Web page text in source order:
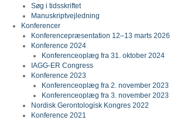
Søg i tidsskriftet
Manuskriptvejledning
Konferencer
Konferencepræsentation 12–13 marts 2026
Konference 2024
Konferenceoplæg fra 31. oktober 2024
IAGG-ER Congress
Konference 2023
Konferenceoplæg fra 2. november 2023
Konferenceoplæg fra 3. november 2023
Nordisk Gerontologisk Kongres 2022
Konference 2021